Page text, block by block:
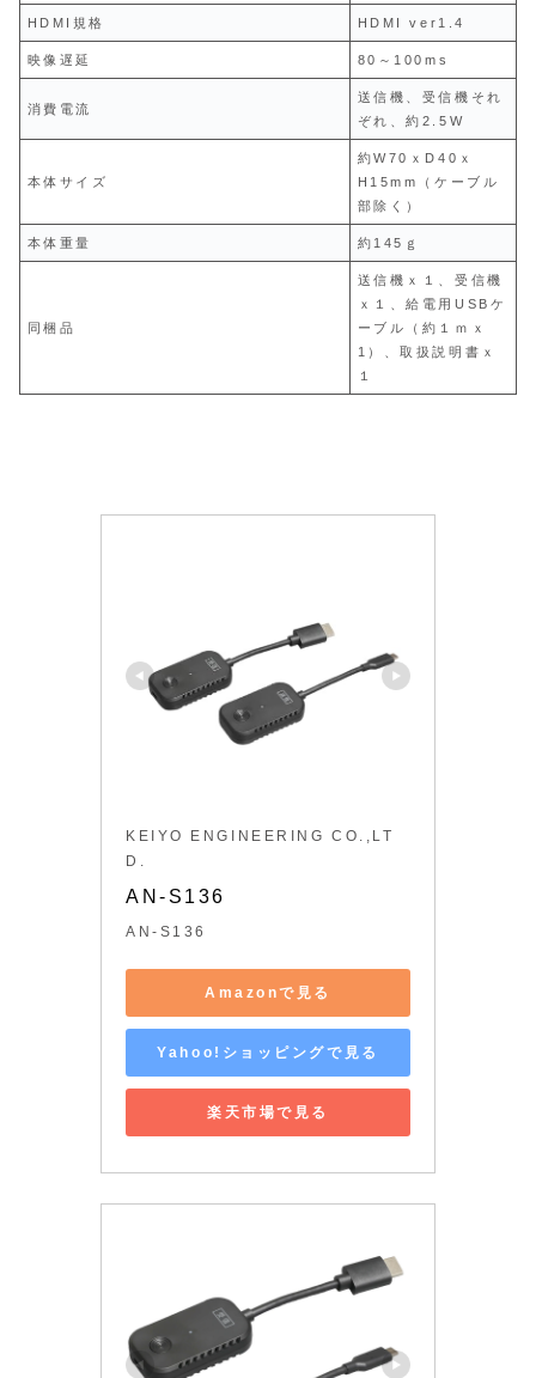
HDMI規格 HDMI ver1.4
映像遅延 80～100ms
消費電流
送信機、受信機それ
ぞれ、約2.5W
本体サイズ
約W70ｘD40ｘ
H15mm（ケーブル
部除く）
本体重量 約145ｇ
同梱品
送信機ｘ１、受信機
ｘ１、給電用USBケ
ーブル（約１ｍｘ
1）、取扱説明書ｘ
１
KEIYO ENGINEERING CO.,LT
D.
AN-S136
AN-S136
Amazonで見る
Yahoo!ショッピングで見る
楽天市場で見る